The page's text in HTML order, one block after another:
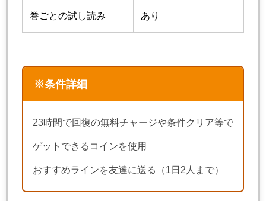
巻ごとの試し読み あり
※条件詳細
23時間で回復の無料チャージや条件クリア等で
ゲットできるコインを使用
おすすめラインを友達に送る（1日2人まで）